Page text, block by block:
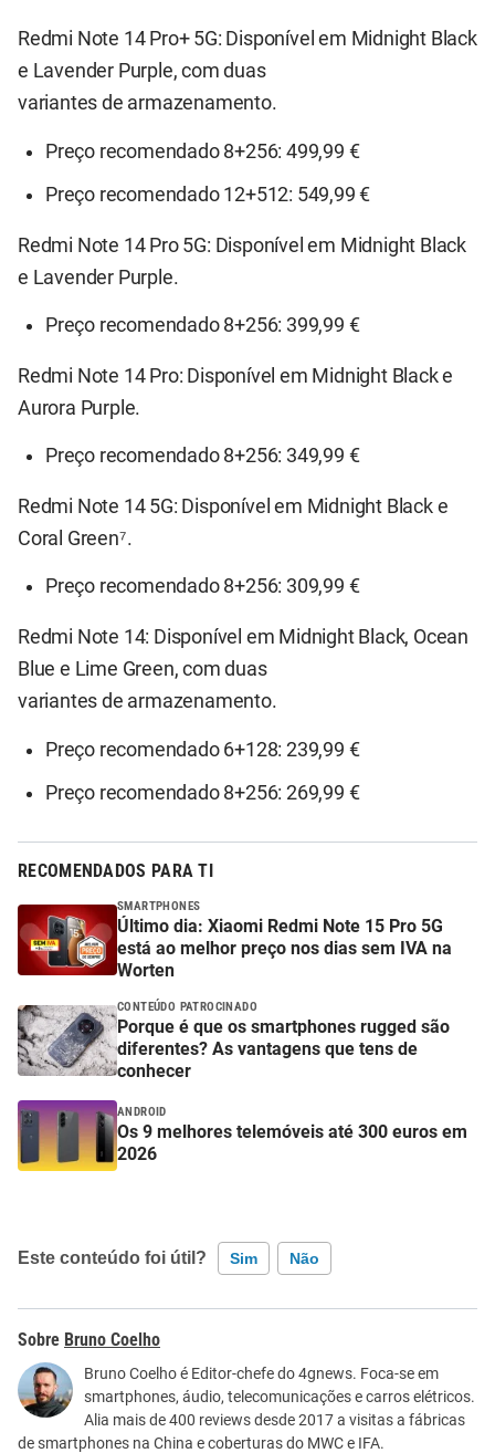
Redmi Note 14 Pro+ 5G: Disponível em Midnight Black
e Lavender Purple, com duas
variantes de armazenamento.
Preço recomendado 8+256: 499,99 €
Preço recomendado 12+512: 549,99 €
Redmi Note 14 Pro 5G: Disponível em Midnight Black
e Lavender Purple.
Preço recomendado 8+256: 399,99 €
Redmi Note 14 Pro: Disponível em Midnight Black e
Aurora Purple.
Preço recomendado 8+256: 349,99 €
Redmi Note 14 5G: Disponível em Midnight Black e
Coral Green⁷.
Preço recomendado 8+256: 309,99 €
Redmi Note 14: Disponível em Midnight Black, Ocean
Blue e Lime Green, com duas
variantes de armazenamento.
Preço recomendado 6+128: 239,99 €
Preço recomendado 8+256: 269,99 €
RECOMENDADOS PARA TI
SMARTPHONES
Último dia: Xiaomi Redmi Note 15 Pro 5G
está ao melhor preço nos dias sem IVA na
Worten
CONTEÚDO PATROCINADO
Porque é que os smartphones rugged são
diferentes? As vantagens que tens de
conhecer
ANDROID
Os 9 melhores telemóveis até 300 euros em
2026
Este conteúdo foi útil? Sim Não
Este conteúdo não tem a informação que procuro
Outro
Bruno Coelho
Bruno Coelho é Editor-chefe do 4gnews. Foca-se em
smartphones, áudio, telecomunicações e carros elétricos.
Alia mais de 400 reviews desde 2017 a visitas a fábricas
de smartphones na China e coberturas do MWC e IFA.